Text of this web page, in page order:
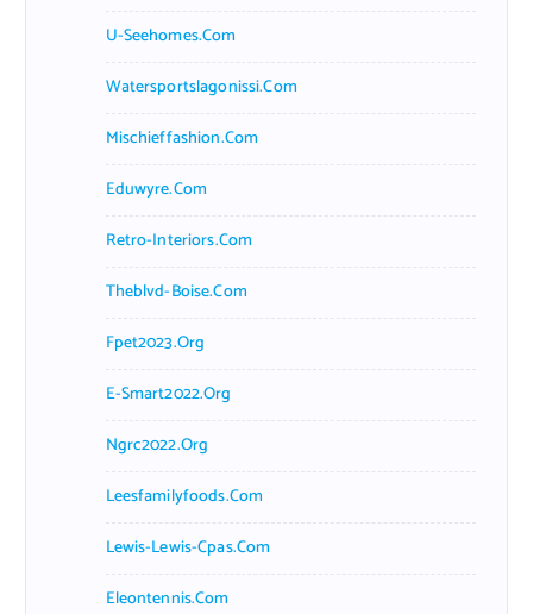
U-Seehomes.com
Watersportslagonissi.com
Mischieffashion.com
Eduwyre.com
Retro-Interiors.com
Theblvd-Boise.com
Fpet2023.org
E-Smart2022.org
Ngrc2022.org
Leesfamilyfoods.com
Lewis-Lewis-Cpas.com
Eleontennis.com